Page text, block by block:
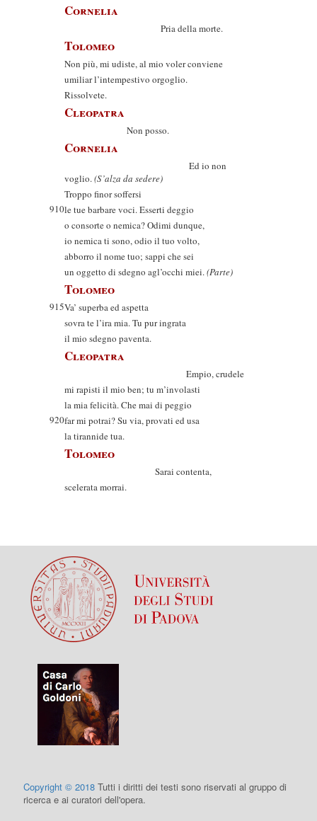
Cornelia
Pria della morte.
Tolomeo
Non più, mi udiste, al mio voler conviene
umiliar l’intempestivo orgoglio.
Rissolvete.
Cleopatra
Non posso.
Cornelia
Ed io non
voglio.(S’alza da sedere)
Troppo finor soffersi
910le tue barbare voci. Esserti deggio
o consorte o nemica? Odimi dunque,
io nemica ti sono, odio il tuo volto,
abborro il nome tuo; sappi che sei
un oggetto di sdegno agl’occhi miei.(Parte)
Tolomeo
915Va’ superba ed aspetta
sovra te l’ira mia. Tu pur ingrata
il mio sdegno paventa.
Cleopatra
Empio, crudele
mi rapisti il mio ben; tu m’involasti
la mia felicità. Che mai di peggio
920far mi potrai? Su via, provati ed usa
la tirannide tua.
Tolomeo
Sarai contenta,
scelerata morrai.
Copyright © 2018 Tutti i diritti dei testi sono riservati al gruppo di
ricerca e ai curatori dell'opera.